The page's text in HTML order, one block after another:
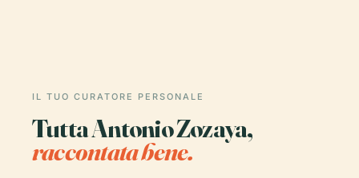
IL TUO CURATORE PERSONALE
Tutta Antonio Zozaya,
raccontata bene.